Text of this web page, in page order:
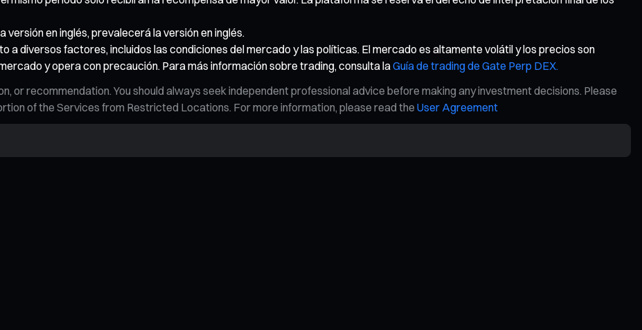
en inglés, prevalecerá la versión en inglés.
a diversos factores, incluidos las condiciones del mercado y las políticas. El mercado es altamente volátil y los precios son
y opera con precaución. Para más información sobre trading, consulta laGuía de trading de Gate Perp DEX.
or recommendation. You should always seek independent professional advice before making any investment decisions. Please
of the Services from Restricted Locations. For more information, please read the User Agreement